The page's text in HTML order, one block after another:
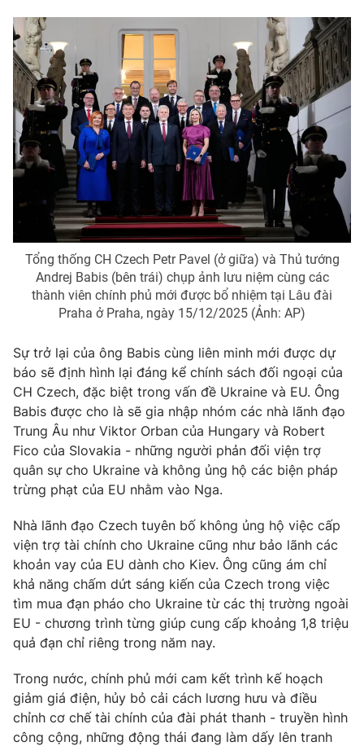
THỜI BÁO VTV
Theo dõi báo trên
Cơ quan chủ quản:Đài Truyền hình Việt Nam
Cơ quan báo chí:Thời báo VTV
Giấy phép hoạt động báo in và báo điện tử số 483/GP-BTTTT
cấp ngày 29/12/2023
Tổng Biên tập:
Vũ Thanh Thủy
Nguyễn Trọng Ninh
Tổng đài VTV: 024.38 355 931 - 024.38 355 932
Ðiện thoại Thời báo VTV:024.66 897 897
Email: toasoan@vtv.vn
Liên hệ quảng cáo:024-7300.7108
thuận bằng văn bản. Ghi rõ nguồn VTV.vn khi phát hành lại
thông tin từ website này.
Tổng thống CH Czech Petr Pavel (ở giữa) và Thủ tướng
Andrej Babis (bên trái) chụp ảnh lưu niệm cùng các
thành viên chính phủ mới được bổ nhiệm tại Lâu đài
Praha ở Praha, ngày 15/12/2025 (Ảnh: AP)
Sự trở lại của ông Babis cùng liên minh mới được dự
báo sẽ định hình lại đáng kể chính sách đối ngoại của
CH Czech, đặc biệt trong vấn đề Ukraine và EU. Ông
Babis được cho là sẽ gia nhập nhóm các nhà lãnh đạo
Trung Âu như Viktor Orban của Hungary và Robert
Fico của Slovakia - những người phản đối viện trợ
quân sự cho Ukraine và không ủng hộ các biện pháp
trừng phạt của EU nhằm vào Nga.
Nhà lãnh đạo Czech tuyên bố không ủng hộ việc cấp
viện trợ tài chính cho Ukraine cũng như bảo lãnh các
khoản vay của EU dành cho Kiev. Ông cũng ám chỉ
khả năng chấm dứt sáng kiến của Czech trong việc
tìm mua đạn pháo cho Ukraine từ các thị trường ngoài
EU - chương trình từng giúp cung cấp khoảng 1,8 triệu
quả đạn chỉ riêng trong năm nay.
Trong nước, chính phủ mới cam kết trình kế hoạch
giảm giá điện, hủy bỏ cải cách lương hưu và điều
chỉnh cơ chế tài chính của đài phát thanh - truyền hình
công cộng, những động thái đang làm dấy lên tranh